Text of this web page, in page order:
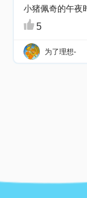
小猪佩奇的午夜
5
为了理想-